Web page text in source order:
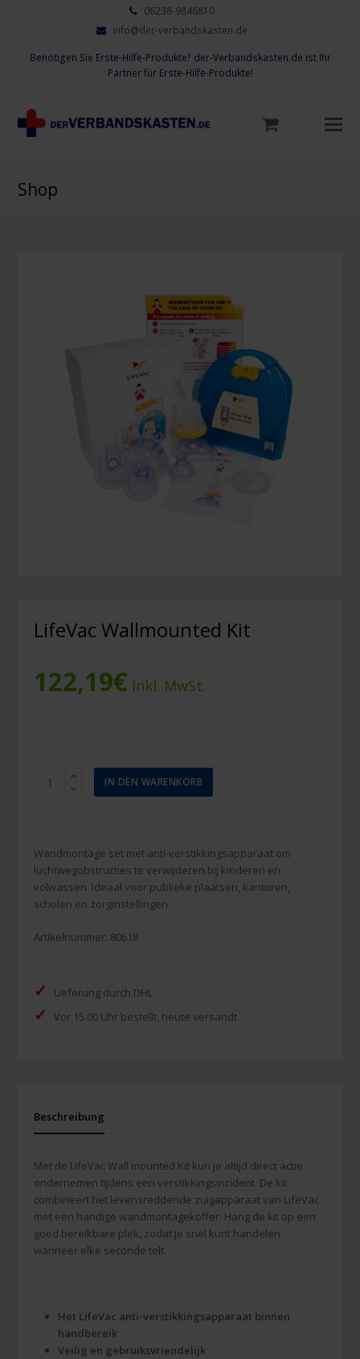
06238-9846810
info@der-verbandskasten.de
Benötigen Sie Erste-Hilfe-Produkte? der-Verbandskasten.de ist Ihr
Partner für Erste-Hilfe-Produkte!
Shop
LifeVac Wallmounted Kit
122,19€ Inkl. MwSt.
Wallmounted
IN DEN WARENKORB
Wandmontage set met anti-verstikkingsapparaat om
luchtwegobstructies te verwijderen bij kinderen en
volwassen. Ideaal voor publieke plaatsen, kantoren,
scholen en zorginstellingen.
Artikelnummer: 80618
✓ Lieferung durch DHL
✓ Vor 15.00 Uhr bestellt, heute versandt
Beschreibung
Met de LifeVac Wall mounted Kit kun je altijd direct actie
ondernemen tijdens een verstikkingsincident. De kit
combineert het levensreddende zuigapparaat van LifeVac
met een handige wandmontagekoffer. Hang de kit op een
goed bereikbare plek, zodat je snel kunt handelen
wanneer elke seconde telt.
Het LifeVac anti-verstikkingsapparaat binnen
handbereik
Veilig en gebruiksvriendelijk